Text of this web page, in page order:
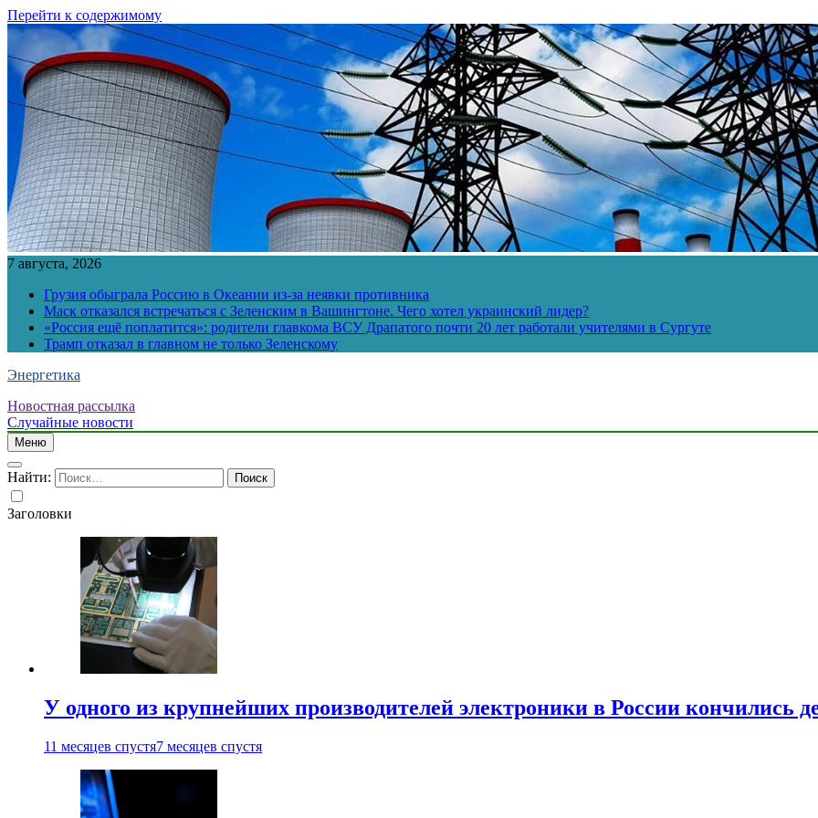
Перейти к содержимому
7 августа, 2026
Грузия обыграла Россию в Океании из-за неявки противника
Маск отказался встречаться с Зеленским в Вашингтоне. Чего хотел украинский лидер?
«Россия ещё поплатится»: родители главкома ВСУ Драпатого почти 20 лет работали учителями в Сургуте
Трамп отказал в главном не только Зеленскому
Энергетика
Новостная рассылка
Случайные новости
Меню
Найти:
Заголовки
У одного из крупнейших производителей электроники в России кончились
11 месяцев спустя7 месяцев спустя